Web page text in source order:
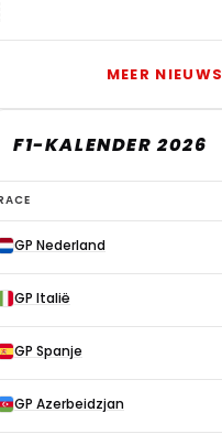
MEER NIEUWS
F1-KALENDER 2026
GP Nederland
GP Italië
GP Spanje
GP Azerbeidzjan